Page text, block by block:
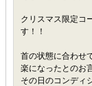
クリスマス限定コ
す！！
首の状態に合わせ
楽になったとのお
その日のコンディ